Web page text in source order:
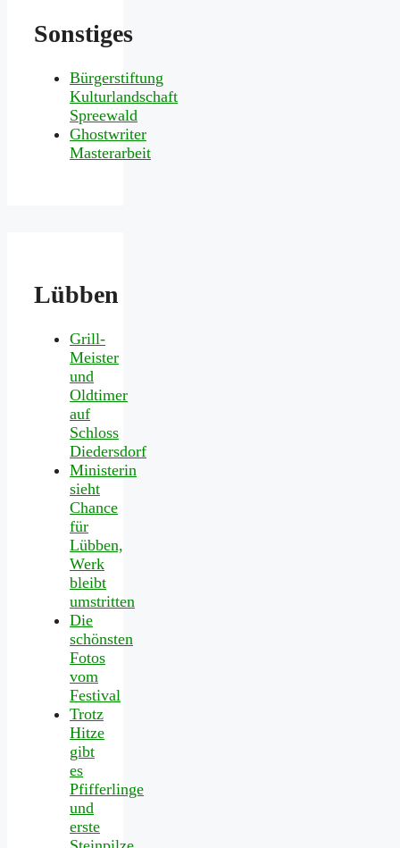
Sonstiges
Bürgerstiftung
Kulturlandschaft
Spreewald
Ghostwriter
Masterarbeit
Lübben
Grill-
Meister
und
Oldtimer
auf
Schloss
Diedersdorf
Ministerin
sieht
Chance
für
Lübben,
Werk
bleibt
umstritten
Die
schönsten
Fotos
vom
Festival
Trotz
Hitze
gibt
es
Pfifferlinge
und
erste